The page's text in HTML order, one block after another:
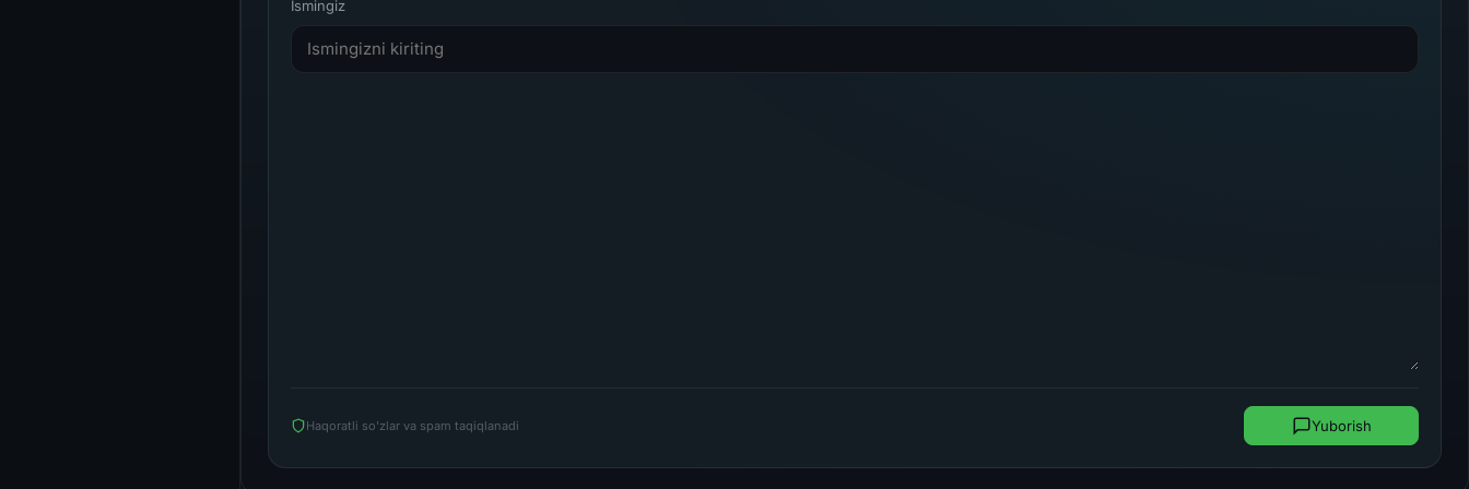
Ismingiz
Haqoratli so'zlar va spam taqiqlanadi Yuborish